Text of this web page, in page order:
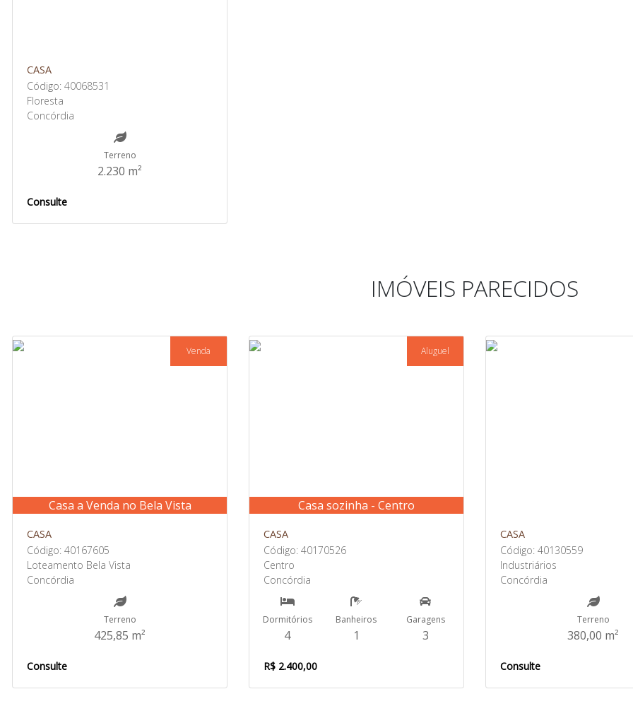
CASA
Código: 40068531
Floresta
Concórdia
Terreno
2.230 m²
Consulte
IMÓVEIS PARECIDOS
Venda
Casa a Venda no Bela Vista
CASA
Código: 40167605
Loteamento Bela Vista
Concórdia
Terreno
425,85 m²
Consulte
Aluguel
Casa sozinha - Centro
CASA
Código: 40170526
Centro
Concórdia
Dormitórios
4
Banheiros
1
Garagens
3
R$ 2.400,00
CASA
Código: 40130559
Industriários
Concórdia
Terreno
380,00 m²
Consulte